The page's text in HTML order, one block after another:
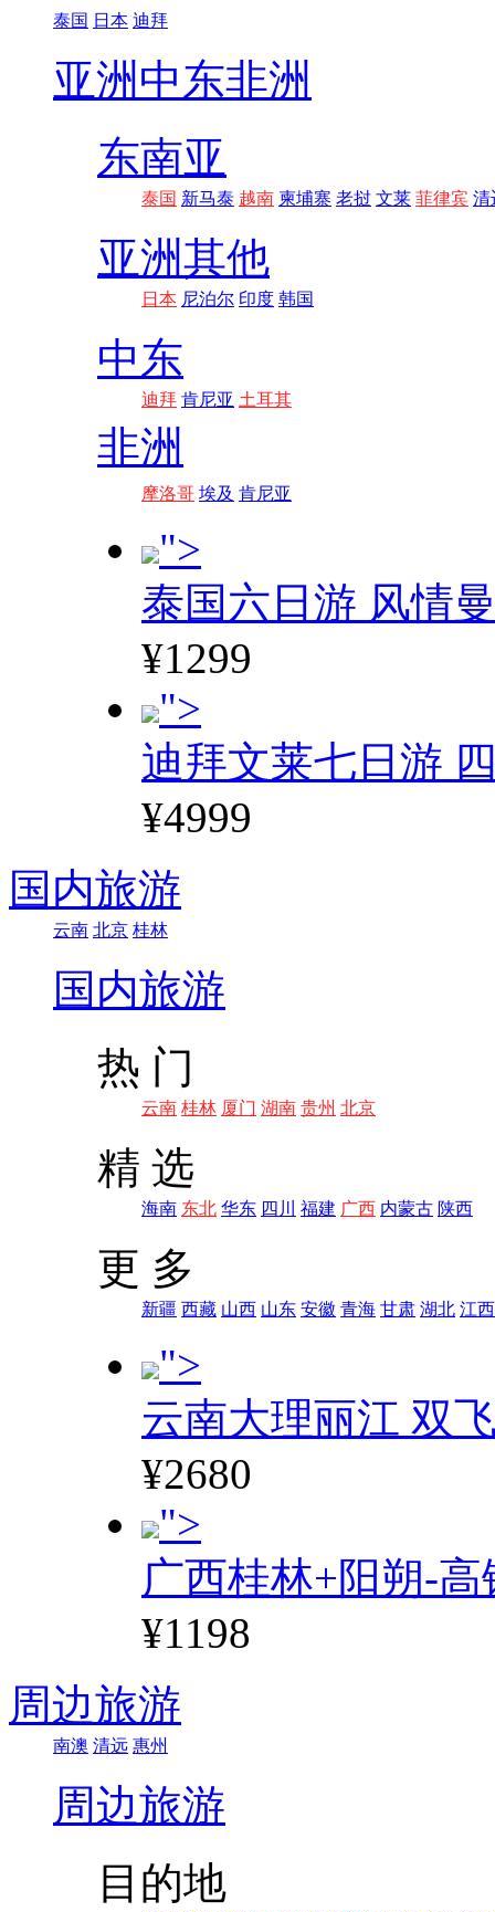
泰国 日本 迪拜
亚洲 中东非洲
东南亚
泰国 新马泰 越南 柬埔寨 老挝 文莱 菲律宾 清
亚洲其他
日本 尼泊尔 印度 韩国
中东
迪拜 肯尼亚 土耳其
非洲
摩洛哥 埃及 肯尼亚
">
泰国六日游 风情
¥1299
">
迪拜文莱七日游
¥4999
国内旅游
云南 北京 桂林
国内旅游
热 门
云南 桂林 厦门 湖南 贵州 北京
精 选
海南 东北 华东 四川 福建 广西 内蒙古 陕西
更 多
新疆 西藏 山西 山东 安徽 青海 甘肃 湖北 江西
">
云南大理丽江 双
¥2680
">
广西桂林+阳朔-高
¥1198
周边旅游
南澳 清远 惠州
周边旅游
目的地